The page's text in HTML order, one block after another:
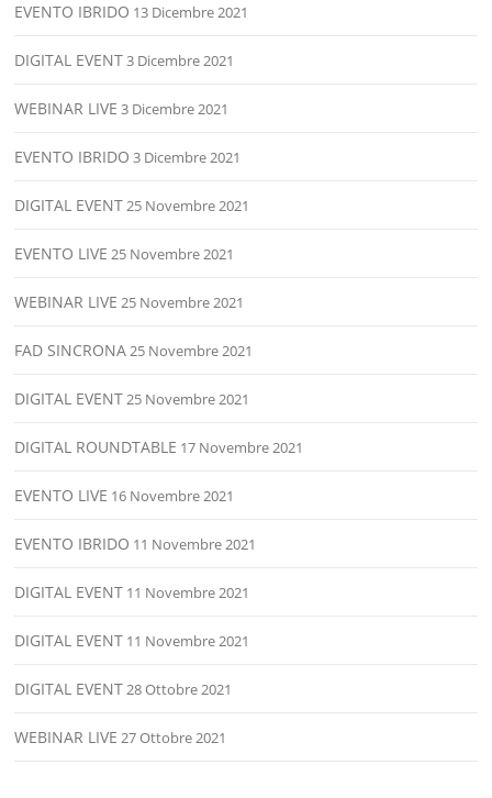
EVENTO IBRIDO 13 Dicembre 2021
DIGITAL EVENT3 Dicembre 2021
WEBINAR LIVE 3 Dicembre 2021
EVENTO IBRIDO 3 Dicembre 2021
DIGITAL EVENT25 Novembre 2021
EVENTO LIVE 25 Novembre 2021
WEBINAR LIVE 25 Novembre 2021
FAD SINCRONA25 Novembre 2021
DIGITAL EVENT25 Novembre 2021
DIGITAL ROUNDTABLE 17 Novembre 2021
EVENTO LIVE 16 Novembre 2021
EVENTO IBRIDO 11 Novembre 2021
DIGITAL EVENT 11 Novembre 2021
DIGITAL EVENT 11 Novembre 2021
DIGITAL EVENT28 Ottobre 2021
WEBINAR LIVE 27 Ottobre 2021